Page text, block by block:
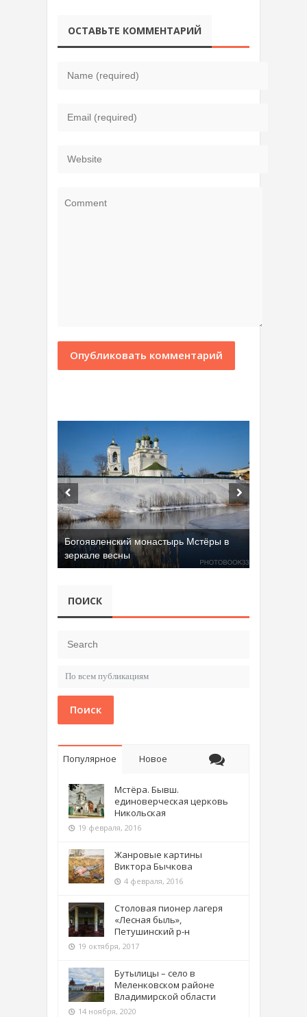
ОСТАВЬТЕ КОММЕНТАРИЙ
Богоявленский монастырь Мстёры в
зеркале весны
ПОИСК
Поиск
Популярное Новое
Мстёра. Бывш.
единоверческая церковь
Никольская
19 февраля, 2016
Жанровые картины
Виктора Бычкова
4 февраля, 2016
Столовая пионер лагеря
«Лесная быль»,
Петушинский р-н
19 октября, 2017
Бутылицы – село в
Меленковском районе
Владимирской области
14 ноября, 2020